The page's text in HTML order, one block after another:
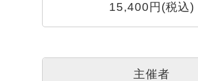
15,400円(税込)
主催者